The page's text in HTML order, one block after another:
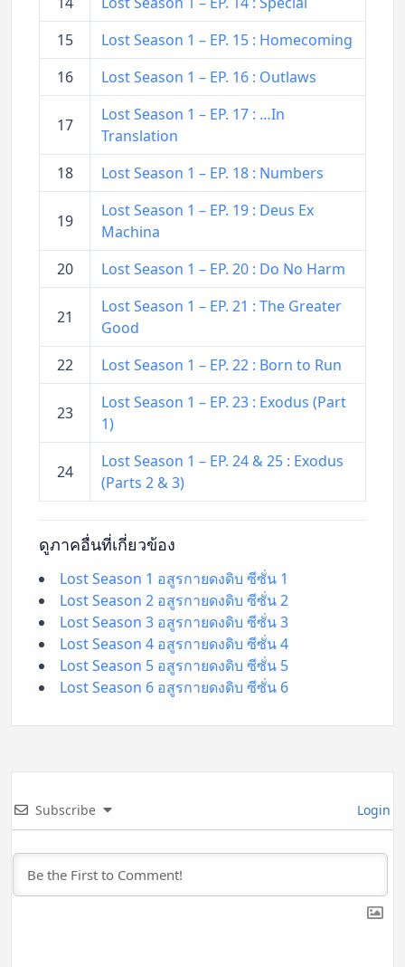
15
Lost Season 1 – EP. 15 : Homecoming
16
Lost Season 1 – EP. 16 : Outlaws
17
Lost Season 1 – EP. 17 : …In
Translation
18
Lost Season 1 – EP. 18 : Numbers
19
Lost Season 1 – EP. 19 : Deus Ex
Machina
20
Lost Season 1 – EP. 20 : Do No Harm
21
Lost Season 1 – EP. 21 : The Greater
Good
22
Lost Season 1 – EP. 22 : Born to Run
23
Lost Season 1 – EP. 23 : Exodus (Part
1)
24
Lost Season 1 – EP. 24 & 25 : Exodus
(Parts 2 & 3)
ดูภาคอื่นที่เกี่ยวข้อง
Lost Season 1 อสูรกายดงดิบ ซีซั่น 1
Lost Season 2 อสูรกายดงดิบ ซีซั่น 2
Lost Season 3 อสูรกายดงดิบ ซีซั่น 3
Lost Season 4 อสูรกายดงดิบ ซีซั่น 4
Lost Season 5 อสูรกายดงดิบ ซีซั่น 5
Lost Season 6 อสูรกายดงดิบ ซีซั่น 6
Subscribe Login